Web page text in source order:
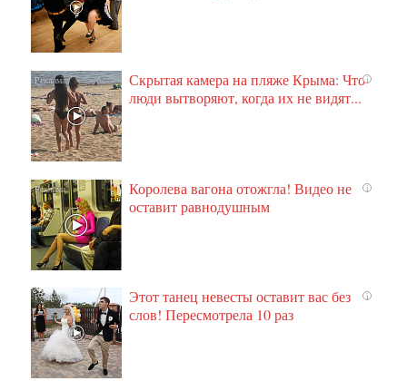
i
Скрытая камера на пляже Крыма: Что
люди вытворяют, когда их не видят...
i
Королева вагона отожгла! Видео не
оставит равнодушным
i
Этот танец невесты оставит вас без
слов! Пересмотрела 10 раз